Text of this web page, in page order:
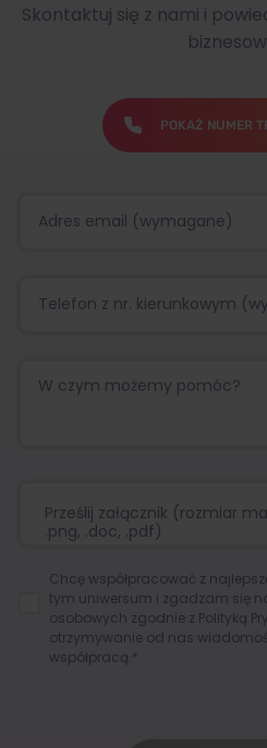
Skontaktuj się z nami i
POKAŻ NUMER
Prześlij załącznik (rozmiar
.png, .doc, .pdf)
Chcę współpracować z
tym uniwersum i zgadzam się
osobowych zgodnie z Polityką
otrzymywanie od nas
współpracą.*